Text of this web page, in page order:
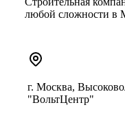
любой сложности в
г. Москва,
"ВольтЦентр"